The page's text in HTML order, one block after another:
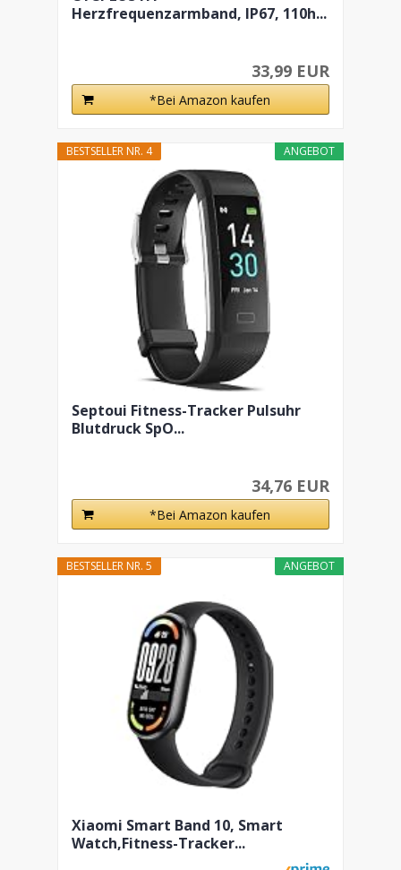
Herzfrequenzarmband, IP67, 110h...
33,99 EUR
*Bei Amazon kaufen
ANGEBOT
BESTSELLER NR. 4
Septoui Fitness-Tracker Pulsuhr
Blutdruck SpO...
34,76 EUR
*Bei Amazon kaufen
ANGEBOT
BESTSELLER NR. 5
Xiaomi Smart Band 10, Smart
Watch,Fitness-Tracker...